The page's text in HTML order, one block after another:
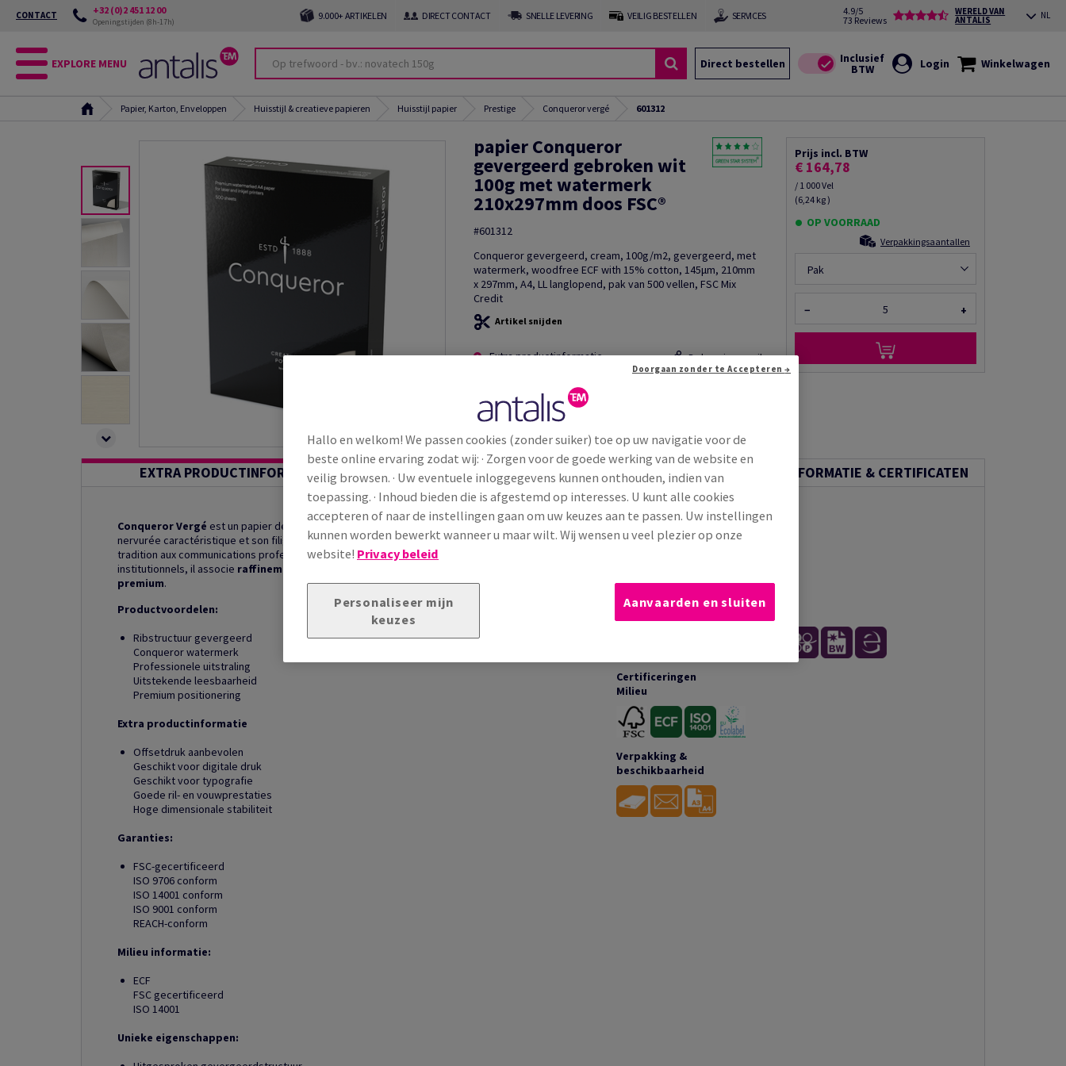
CONTACT +32 (0)2 451 12 00
Openingstijden (8h-17h) 9.000+ ARTIKELEN DIRECT CONTACT SNELLE LEVERING VEILIG BESTELLEN SERVICES
4.9/5
73 Reviews
WERELD VAN
ANTALIS NL
EXPLORE MENU Direct bestellen Login Winkelwagen
Papier, Karton, Enveloppen Huisstijl & creatieve papieren Huisstijl papier Prestige Conqueror vergé 601312
papier Conqueror
gevergeerd gebroken wit
100g met watermerk
210x297mm doos FSC®
#601312
Conqueror gevergeerd, cream, 100g/m2, gevergeerd, met
watermerk, woodfree ECF with 15% cotton, 145µm, 210mm
x 297mm, A4, LL langlopend, pak van 500 vellen, FSC Mix
Credit
Artikel snijden
Extra productinformatie Delen via e-mail
Prijs incl. BTW
€ 164,78
/ 1 000 Vel
(6,24 kg )
OP VOORRAAD
Verpakkingsaantallen
Pak
− +
EXTRA PRODUCTINFORMATIE TECHNISCHE INFORMATIE TECHNISCHE INFORMATIE & CERTIFICATEN
Conqueror Vergé est un papier de création vergé haut de gamme, reconnu pour sa texture
nervurée caractéristique et son filigrane distinctif. Sa surface structurée apporte élégance et
tradition aux communications professionnelles. Conçu pour les documents corporate et
institutionnels, il associe raffinement classique
premium.
Productvoordelen:
Ribstructuur gevergeerd
Conqueror watermerk
Professionele uitstraling
Uitstekende leesbaarheid
Premium positionering
Extra productinformatie
Offsetdruk aanbevolen
Geschikt voor digitale druk
Geschikt voor typografie
Goede ril- en vouwprestaties
Hoge dimensionale stabiliteit
Garanties:
FSC-gecertificeerd
ISO 9706 conform
ISO 14001 conform
ISO 9001 conform
REACH-conform
Milieu informatie:
ECF
FSC gecertificeerd
ISO 14001
Unieke eigenschappen:
Toepassingen &
garanties
Bedrukking &
afwerking
Certificeringen
Milieu
Verpakking &
beschikbaarheid
Hallo en welkom! We passen cookies (zonder suiker) toe op uw navigatie voor de
beste online ervaring zodat wij: · Zorgen voor de goede werking van de website en
veilig browsen. · Uw eventuele inloggegevens kunnen onthouden, indien van
toepassing. · Inhoud bieden die is afgestemd op interesses. U kunt alle cookies
accepteren of naar de instellingen gaan om uw keuzes aan te passen. Uw instellingen
kunnen worden bewerkt wanneer u maar wilt. Wij wensen u veel plezier op onze
website! Privacy beleid
Personaliseer mijn
keuzes
Doorgaan zonder te Accepteren →
Aanvaarden en sluiten